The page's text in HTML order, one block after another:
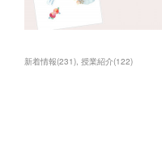
新着情報(231) 授業紹介(122)